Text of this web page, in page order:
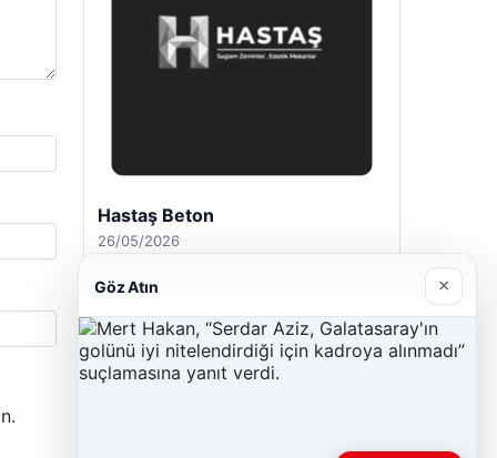
Hastaş Beton
26/05/2026
Göz Atın ×